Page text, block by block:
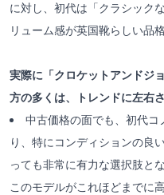
に対し、初代は「クラシック
リューム感が英国靴らしい品
実際に「クロケットアンドジ
方の多くは、トレンドに左右
中古価格の面でも、初代
り、特にコンディションの良
っても非常に有力な選択肢と
このモデルがこれほどまでに